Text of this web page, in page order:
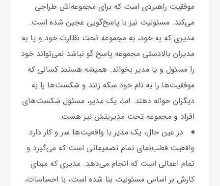
موفقیت راهبردی است که برای مجموعه‌اش طراحی
می‌کند. مسئولیت نیز با پاسخ‌گویی عجین شده است.
مدیری که به خود، به مجموعه تحت نظارت خود و یا به
مدیران بالادستی مجموعه پاسخ گو نباشد نمی‌تواند خود
را مسئول و یا مدیر بخواند. همیشه هستند کسانی که
موفقیت‌ها را به نام خود سکه زنند و شکست‌ها را به
دیگران حواله دهند. اما، یک مدیر، مسئول شکست‌های
افراد و مجموعه تحت مدیریتش نیز هست.
در عین حال، یک مدیر با واقعیت‌ها سر و کار دارد.
واقعیت قطب‌نمای تمام تصمیماتی است که می‌گیرد و
تمام اعمالی است که انجام می‌دهد. مدیری که مبنای
کارش بر اساس مسئولیت بنا شده است، با احساسات،